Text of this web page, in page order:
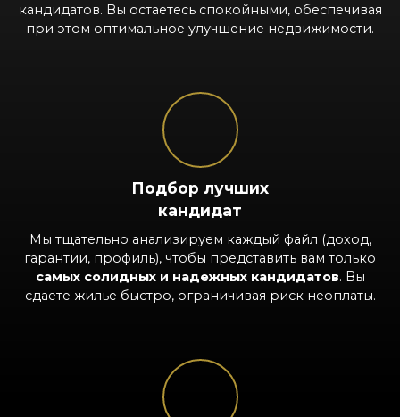
кандидатов. Вы остаетесь спокойными, обеспечивая
при этом оптимальное улучшение недвижимости.
Подбор лучших
кандидат
Мы тщательно анализируем каждый файл (доход,
гарантии, профиль), чтобы представить вам только
самых солидных и надежных кандидатов. Вы
сдаете жилье быстро, ограничивая риск неоплаты.